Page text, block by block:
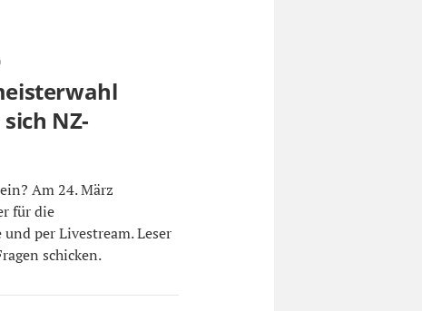
NZ-
Am 24. März
für die
per Livestream. Leser
schicken.